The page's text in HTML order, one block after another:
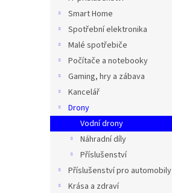
Smart Home
Spotřební elektronika
Malé spotřebiče
Počítače a notebooky
Gaming, hry a zábava
Kancelář
Drony
Vodní drony
Náhradní díly
Příslušenství
Příslušenství pro automobily
Krása a zdraví